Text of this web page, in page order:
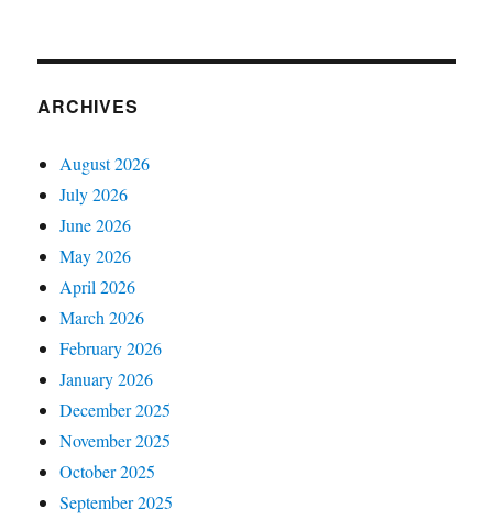
ARCHIVES
August 2026
July 2026
June 2026
May 2026
April 2026
March 2026
February 2026
January 2026
December 2025
November 2025
October 2025
September 2025